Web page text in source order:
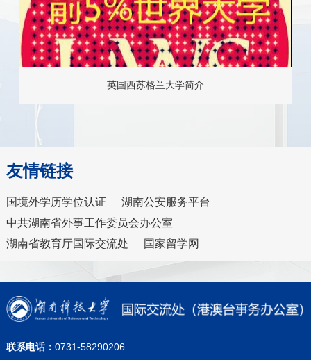
英国西苏格兰大学简介
友情链接
国境外学历学位认证
湖南公安服务平台
中共湖南省外事工作委员会办公室
湖南省教育厅国际交流处
国家留学网
联系电话： 0731-58290206